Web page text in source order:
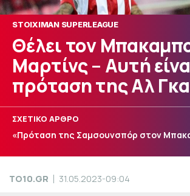
STOIXIMAN SUPERLEAGUE
Θέλει τον
Μαρτίνς – Αυτή
πρόταση της Αλ
ΣΧΕΤΙΚΟ ΑΡΘΡΟ
«Πρόταση της Σαμσουνσπόρ στον
TO10.GR 31.05.2023-09:04